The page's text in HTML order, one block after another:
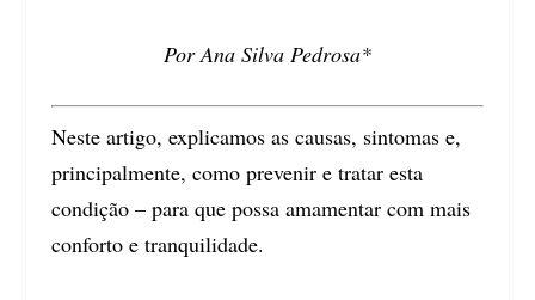
Por Ana Silva Pedrosa*
Neste artigo, explicamos as causas, sintomas e,
principalmente, como prevenir e tratar esta
condição – para que possa amamentar com mais
conforto e tranquilidade.